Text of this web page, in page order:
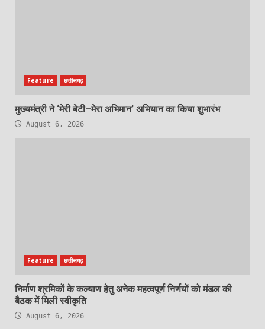
Feature छत्तीसगढ़
मुख्यमंत्री ने ‘मेरी बेटी–मेरा अभिमान’ अभियान का किया शुभारंभ
August 6, 2026
Feature छत्तीसगढ़
निर्माण श्रमिकों के कल्याण हेतु अनेक महत्वपूर्ण निर्णयों को मंडल की
बैठक में मिली स्वीकृति
August 6, 2026